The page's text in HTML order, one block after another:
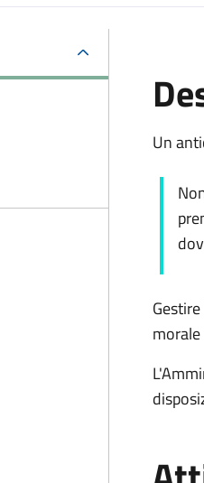
Un